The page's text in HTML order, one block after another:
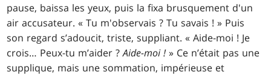
pause, baissa les yeux, puis la fixa brusquement d'un
air accusateur. « Tu m'observais ? Tu savais ! » Puis
son regard s’adoucit, triste, suppliant. « Aide-moi ! Je
crois… Peux-tu m’aider ?Aide-moi !» Ce n’était pas une
supplique, mais une sommation, impérieuse et